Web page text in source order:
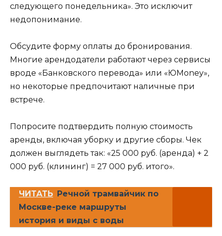
следующего понедельника». Это исключит
недопонимание.
Обсудите форму оплаты до бронирования.
Многие арендодатели работают через сервисы
вроде «Банковского перевода» или «ЮMoney»,
но некоторые предпочитают наличные при
встрече.
Попросите подтвердить полную стоимость
аренды, включая уборку и другие сборы. Чек
должен выглядеть так: «25 000 руб. (аренда) + 2
000 руб. (клининг) = 27 000 руб. итого».
ЧИТАТЬ Речной трамвайчик по
Москве-реке маршруты
история и виды с воды